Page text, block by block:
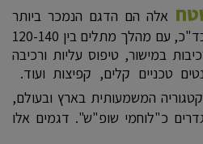
אלה הם הדגם הנמכר ביותר
בארץ ובעולם. אופנים ש"מ בד"כ, עם מהלך מתלים בין 120-140
במישור, טיפוס עליות ורכיבה
טכניים קלים, קפיצות ועוד.
המשמעותית בארץ ובעולם,
כ"לוחמי שופ"ש". דגמים אלו